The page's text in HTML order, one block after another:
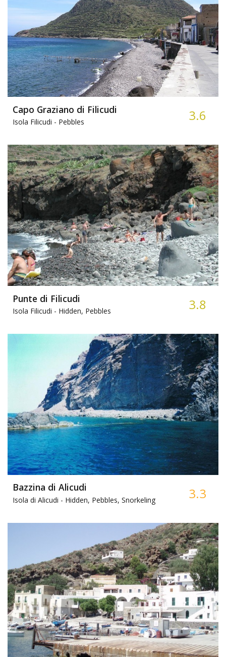
Capo Graziano di Filicudi
Isola Filicudi - Pebbles 3.6
Punte di Filicudi
Isola Filicudi - Hidden, Pebbles 3.8
Bazzina di Alicudi
Isola di Alicudi - Hidden, Pebbles, Snorkeling 3.3